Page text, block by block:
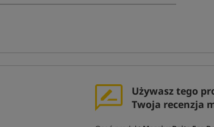
Używasz tego
Twoja recenzja